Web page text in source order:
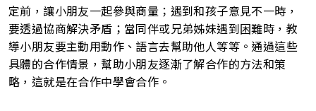
定前，讓小朋友一起參與商量；遇到和孩子意見不一時，
要透過協商解決矛盾；當同伴或兄弟姊妹遇到困難時，教
導小朋友要主動用動作、語言去幫助他人等等。通過這些
具體的合作情景，幫助小朋友逐漸了解合作的方法和策
略，這就是在合作中學會合作。